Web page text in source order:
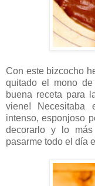
Con este bizcocho
quitado el mono
buena receta para
viene! Necesitaba
intenso, esponjoso
decorarlo y lo
pasarme todo el día